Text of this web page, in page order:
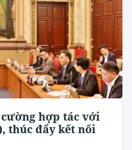
hợp tác với
thúc đẩy kết nối